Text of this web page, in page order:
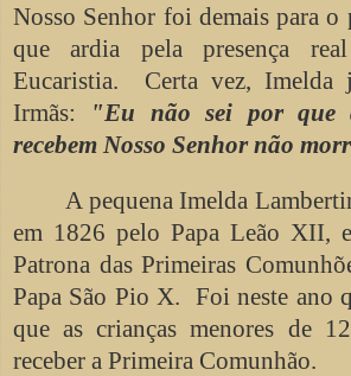
Nosso Senhor foi demais para o
que ardia pela presença
Eucaristia. Certa vez, Imelda
Irmãs:
"Eu não sei por que
recebem Nosso Senhor não
A pequena Imelda
em 1826 pelo Papa Leão XII,
Patrona das Primeiras
Papa São Pio X. Foi neste ano
que as crianças menores de
receber a Primeira Comunhão.